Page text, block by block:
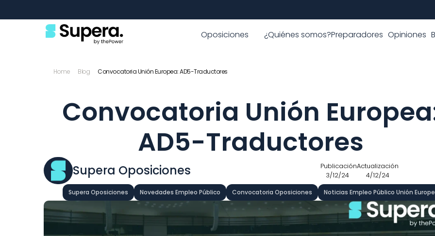
Oposiciones ¿Quiénes somos?Preparadores Opiniones
Home Blog Convocatoria Unión Europea: AD5-Traductores
Convocatoria Unión
AD5-Traductores
Supera Oposiciones
Publicación
3/12/24
Actualización
4/12/24
Supera Oposiciones Novedades Empleo Público Convocatoria Oposiciones Noticias Empleo Público Unión